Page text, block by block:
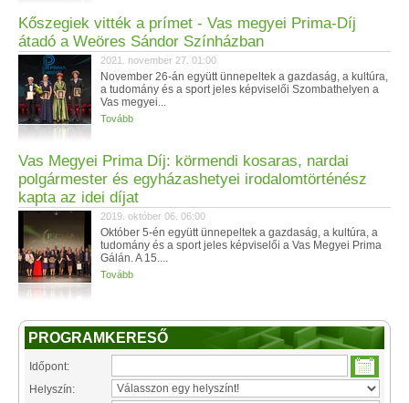
Kőszegiek vitték a prímet - Vas megyei Prima-Díj
átadó a Weöres Sándor Színházban
2021. november 27. 01:00
November 26-án együtt ünnepeltek a gazdaság, a kultúra,
a tudomány és a sport jeles képviselői Szombathelyen a
Vas megyei...
Tovább
Vas Megyei Prima Díj: körmendi kosaras, nardai
polgármester és egyházashetyei irodalomtörténész
kapta az idei díjat
2019. október 06. 06:00
Október 5-én együtt ünnepeltek a gazdaság, a kultúra, a
tudomány és a sport jeles képviselői a Vas Megyei Prima
Gálán. A 15....
Tovább
PROGRAMKERESŐ
Időpont:
Helyszín: